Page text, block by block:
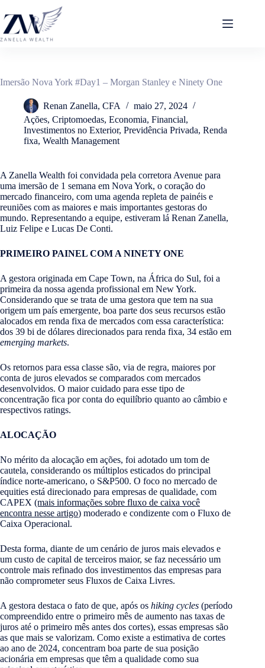
para
conteúdo
Imersão Nova York #Day1 – Morgan Stanley e Ninety One
Renan Zanella, CFA
maio 27, 2024
Ações, Criptomoedas, Economia, Financial,
Investimentos no Exterior, Previdência Privada, Renda
fixa, Wealth Management
A Zanella Wealth foi convidada pela corretora Avenue para
uma imersão de 1 semana em Nova York, o coração do
mercado financeiro, com uma agenda repleta de painéis e
reuniões com as maiores e mais importantes gestoras do
mundo. Representando a equipe, estiveram lá Renan Zanella,
Luiz Felipe e Lucas De Conti.
PRIMEIRO PAINEL COM A NINETY ONE
A gestora originada em Cape Town, na África do Sul, foi a
primeira da nossa agenda profissional em New York.
Considerando que se trata de uma gestora que tem na sua
origem um país emergente, boa parte dos seus recursos estão
alocados em renda fixa de mercados com essa característica:
dos 39 bi de dólares direcionados para renda fixa, 34 estão em
emerging markets.
Os retornos para essa classe são, via de regra, maiores por
conta de juros elevados se comparados com mercados
desenvolvidos. O maior cuidado para esse tipo de
concentração fica por conta do equilíbrio quanto ao câmbio e
respectivos ratings.
ALOCAÇÃO
No mérito da alocação em ações, foi adotado um tom de
cautela, considerando os múltiplos esticados do principal
índice norte-americano, o S&P500. O foco no mercado de
equities está direcionado para empresas de qualidade, com
CAPEX (mais informações sobre fluxo de caixa você
encontra nesse artigo) moderado e condizente com o Fluxo de
Caixa Operacional.
Desta forma, diante de um cenário de juros mais elevados e
um custo de capital de terceiros maior, se faz necessário um
controle mais refinado dos investimentos das empresas para
não comprometer seus Fluxos de Caixa Livres.
A gestora destaca o fato de que, após os hiking cycles (período
compreendido entre o primeiro mês de aumento nas taxas de
juros até o primeiro mês antes dos cortes), essas empresas são
as que mais se valorizam. Como existe a estimativa de cortes
ao ano de 2024, concentram boa parte de sua posição
acionária em empresas que têm a qualidade como sua